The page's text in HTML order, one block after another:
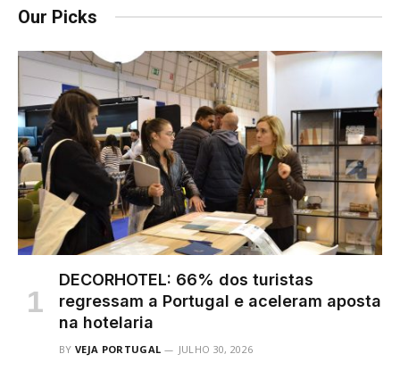
Our Picks
DECORHOTEL: 66% dos turistas
regressam a Portugal e aceleram aposta
na hotelaria
BY VEJA PORTUGAL JULHO 30, 2026